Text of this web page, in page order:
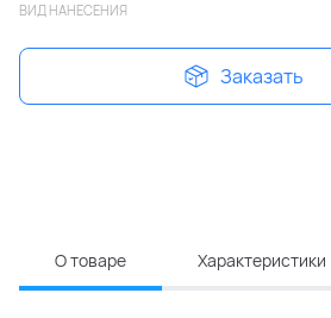
ВИД НАНЕСЕНИЯ
Заказать
О товаре Характеристики